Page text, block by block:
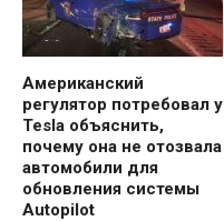
Американский
регулятор потребовал у
Tesla объяснить,
почему она не отозвала
автомобили для
обновления системы
Autopilot